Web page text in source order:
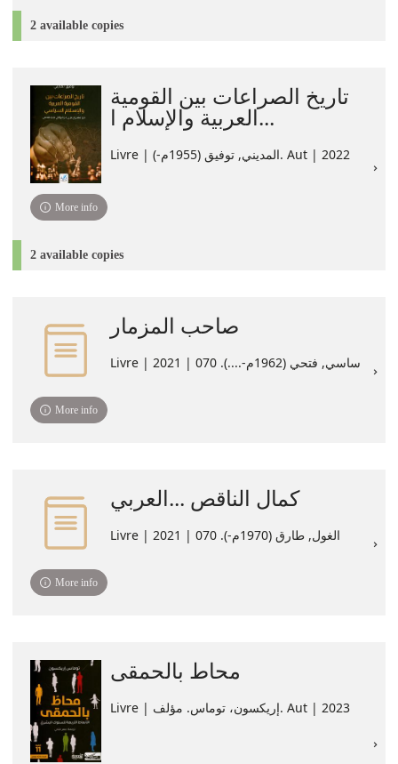
2 available copies
تاريخ الصراعات بين القومية
العربية والإسلام ا...
Livre | المديني, توفيق‏ (1955م-). Aut | 2022
More info
2 available copies
صاحب المزمار
Livre | ساسي‏, ‏فتحي‏ (‏1962م-....‏). 070 | 2021
More info
كمال الناقص ...العربي
Livre | الغول, طارق (1970م-). ‏070 | 2021
More info
محاط بالحمقى
Livre | إريكسون، توماس. مؤلف. Aut | 2023